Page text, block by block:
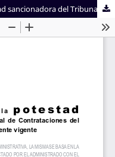
Notas sobre el ejercicio de la potestad sancionadora del Tribunal de Contrataciones del Estado en el régimen general actualmente vigente